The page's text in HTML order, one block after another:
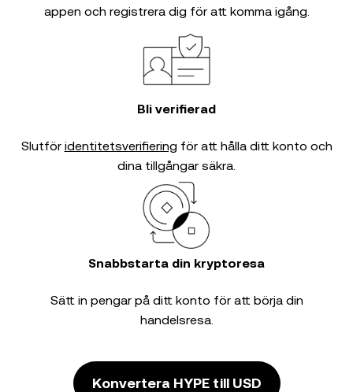
appen och registrera dig för att komma igång.
Bli verifierad
Slutför identitetsverifiering för att hålla ditt konto och
dina tillgångar säkra.
Snabbstarta din kryptoresa
Sätt in pengar på ditt konto för att börja din
handelsresa.
Konvertera HYPE till USD